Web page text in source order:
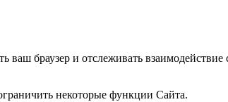
браузер и отслеживать
некоторые функции Сайта.